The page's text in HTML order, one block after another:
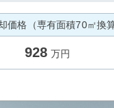
価格（専有面積70㎡換算
928 万円